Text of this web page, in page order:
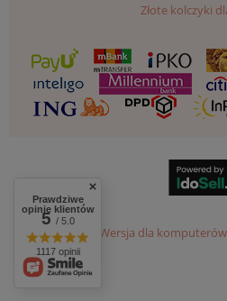
Złote kolczyki
Wersja dla
Prawdziwe
opinie klientów
5/ 5.0
1117 opinii